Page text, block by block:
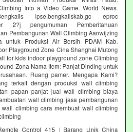
Into a Video Game. World News.
lpse.bengkaliskab.go eproc
2?j pengumuman Pemberitahuan
Pembangunan Wall Climbing Aanwijzing
untuk Produksi Air Bersih PDAM Kab.
Playground Zone Cina Shanghai Mutong
for kids indoor playground zone Climbing
Zona Nama Item: Panjat Dinding untuk
Ruang pamer. Mengapa Kami?
terkait dengan produksi wall climbing
papan panjat jual wall climbing biaya
wall climbing jasa pembangunan
climbing cara membuat wall climbing
Control 415 | Barang Unik China